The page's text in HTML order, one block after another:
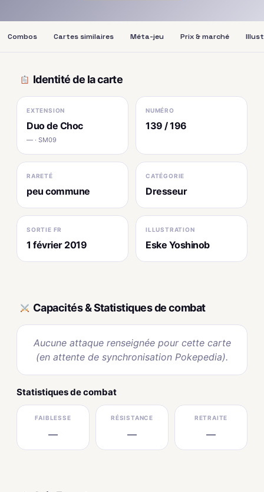
Combos Cartes similaires Méta-jeu Prix & marché
Identité de la carte
EXTENSION
Duo de Choc
— · SM09
NUMÉRO
139 / 196
RARETÉ
peu commune
CATÉGORIE
Dresseur
SORTIE FR
1 février 2019
ILLUSTRATION
Eske Yoshinob
Capacités & Statistiques de combat
Aucune attaque renseignée pour cette carte
(en attente de synchronisation Pokepedia).
Statistiques de combat
FAIBLESSE
—
RÉSISTANCE
—
RETRAITE
—